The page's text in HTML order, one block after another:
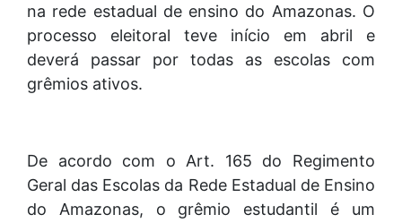
na rede estadual de ensino do Amazonas. O
processo eleitoral teve início em abril e
deverá passar por todas as escolas com
grêmios ativos.
De acordo com o Art. 165 do Regimento
Geral das Escolas da Rede Estadual de Ensino
do Amazonas, o grêmio estudantil é um